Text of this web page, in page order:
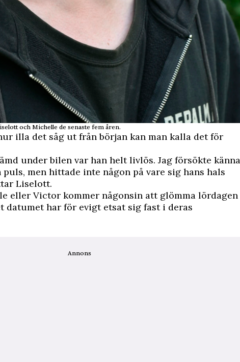
och Michelle de senaste fem åren.
illa det såg ut från början kan man kalla det för
under bilen var han helt livlös. Jag försökte känna
puls, men hittade inte någon på vare sig hans hals
Liselott.
eller Victor kommer någonsin att glömma lördagen
datumet har för evigt etsat sig fast i deras
Annons